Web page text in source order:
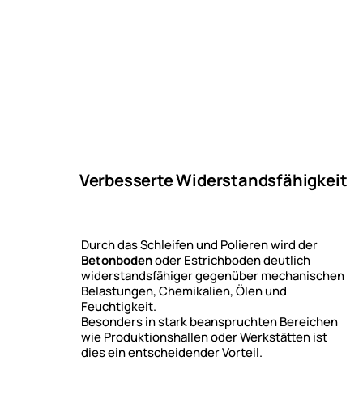
Verbesserte Widerstandsfähigkeit
Durch das Schleifen und Polieren wird der
Betonbodenoder Estrichboden deutlich
widerstandsfähiger gegenüber mechanischen
Belastungen, Chemikalien, Ölen und
Feuchtigkeit.
Besonders in stark beanspruchten Bereichen
wie Produktionshallen oder Werkstätten ist
dies ein entscheidender Vorteil.